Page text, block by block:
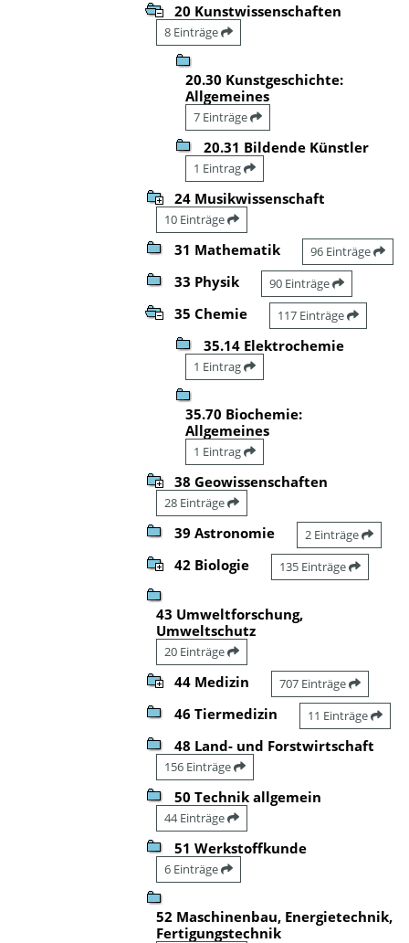
20 Kunstwissenschaften
8 Einträge
20.30 Kunstgeschichte:
Allgemeines
7 Einträge
20.31 Bildende Künstler
1 Eintrag
24 Musikwissenschaft
10 Einträge
31 Mathematik 96 Einträge
33 Physik 90 Einträge
35 Chemie 117 Einträge
35.14 Elektrochemie
1 Eintrag
35.70 Biochemie:
Allgemeines
1 Eintrag
38 Geowissenschaften
28 Einträge
39 Astronomie 2 Einträge
42 Biologie 135 Einträge
43 Umweltforschung,
Umweltschutz
20 Einträge
44 Medizin 707 Einträge
46 Tiermedizin 11 Einträge
48 Land- und Forstwirtschaft
156 Einträge
50 Technik allgemein
44 Einträge
51 Werkstoffkunde
6 Einträge
52 Maschinenbau, Energietechnik,
Fertigungstechnik